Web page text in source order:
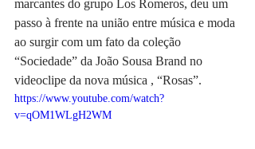
marcantes do grupo Los Romeros, deu um
passo à frente na união entre música e moda
ao surgir com um fato da coleção
“Sociedade” da João Sousa Brand no
videoclipe da nova música , “Rosas”.
https://www.youtube.com/watch?
v=qOM1WLgH2WM